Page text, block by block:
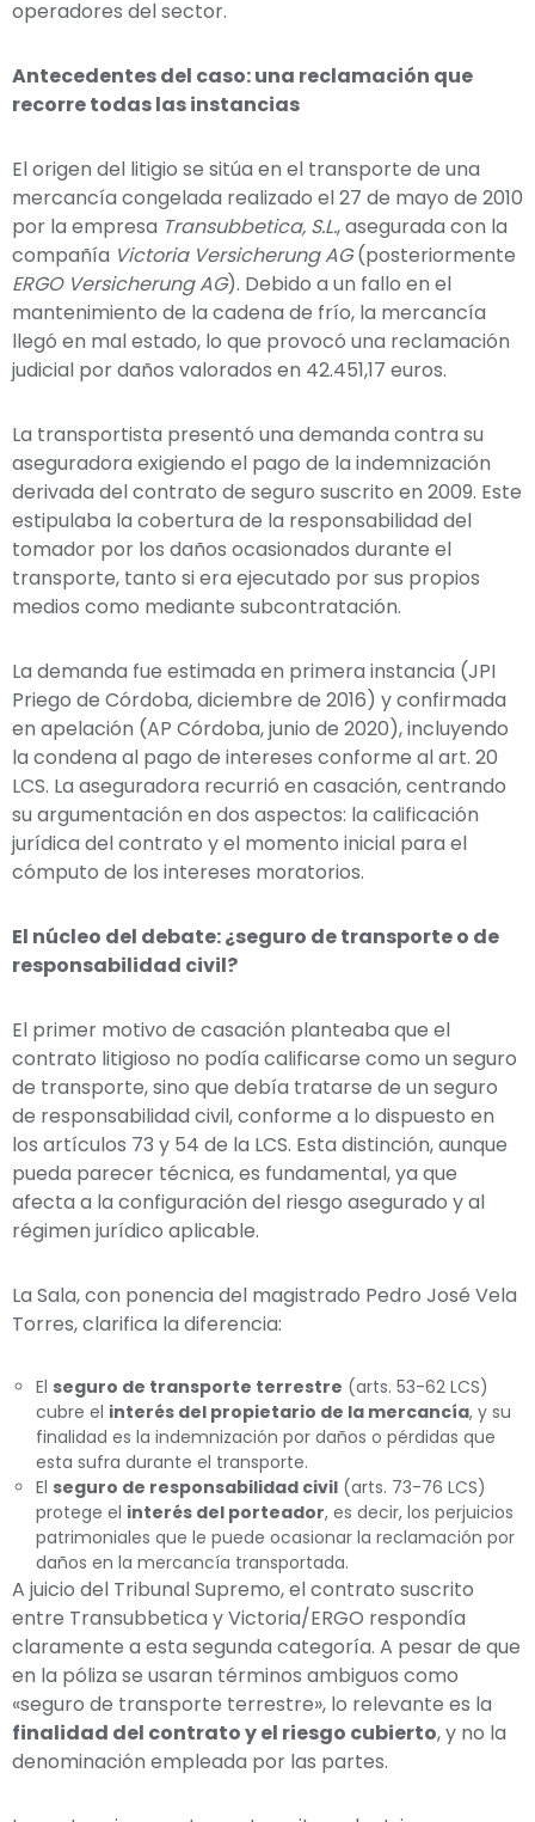
operadores del sector.
Antecedentes del caso: una reclamación que
recorre todas las instancias
El origen del litigio se sitúa en el transporte de una
mercancía congelada realizado el 27 de mayo de 2010
por la empresa Transubbetica, S.L., asegurada con la
compañía Victoria Versicherung AG(posteriormente
ERGO Versicherung AG). Debido a un fallo en el
mantenimiento de la cadena de frío, la mercancía
llegó en mal estado, lo que provocó una reclamación
judicial por daños valorados en 42.451,17 euros.
La transportista presentó una demanda contra su
aseguradora exigiendo el pago de la indemnización
derivada del contrato de seguro suscrito en 2009. Este
estipulaba la cobertura de la responsabilidad del
tomador por los daños ocasionados durante el
transporte, tanto si era ejecutado por sus propios
medios como mediante subcontratación.
La demanda fue estimada en primera instancia (JPI
Priego de Córdoba, diciembre de 2016) y confirmada
en apelación (AP Córdoba, junio de 2020), incluyendo
la condena al pago de intereses conforme al art. 20
LCS. La aseguradora recurrió en casación, centrando
su argumentación en dos aspectos: la calificación
jurídica del contrato y el momento inicial para el
cómputo de los intereses moratorios.
El núcleo del debate: ¿seguro de transporte o de
responsabilidad civil?
El primer motivo de casación planteaba que el
contrato litigioso no podía calificarse como un seguro
de transporte, sino que debía tratarse de un seguro
de responsabilidad civil, conforme a lo dispuesto en
los artículos 73 y 54 de la LCS. Esta distinción, aunque
pueda parecer técnica, es fundamental, ya que
afecta a la configuración del riesgo asegurado y al
régimen jurídico aplicable.
La Sala, con ponencia del magistrado Pedro José Vela
Torres, clarifica la diferencia:
El seguro de transporte terrestre (arts. 53-62 LCS)
cubre el interés del propietario de la mercancía, y su
finalidad es la indemnización por daños o pérdidas que
esta sufra durante el transporte.
El seguro de responsabilidad civil (arts. 73-76 LCS)
protege el interés del porteador, es decir, los perjuicios
patrimoniales que le puede ocasionar la reclamación por
daños en la mercancía transportada.
A juicio del Tribunal Supremo, el contrato suscrito
entre Transubbetica y Victoria/ERGO respondía
claramente a esta segunda categoría. A pesar de que
en la póliza se usaran términos ambiguos como
«seguro de transporte terrestre», lo relevante es la
finalidad del contrato y el riesgo cubierto, y no la
denominación empleada por las partes.